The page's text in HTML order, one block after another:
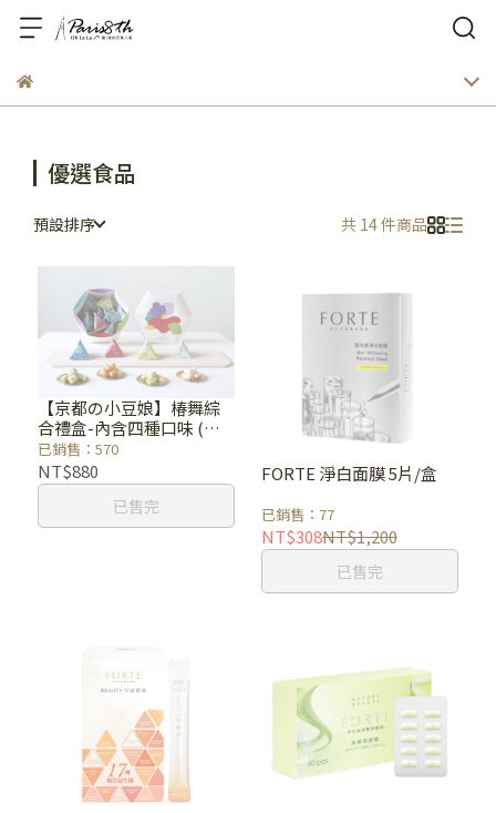
優選食品
預設排序 共 14 件商品
【京都の小豆娘】椿舞綜
合禮盒-內含四種口味 (醬
油/芥末/鹽味/腰果)
已銷售：570
NT$880
已售完
FORTE 淨白面膜 5片/盒
已銷售：77
NT$308NT$1,200
已售完